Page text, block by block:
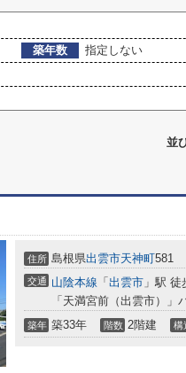
築年数
指定しない
並
住所 島根県出雲市天神町581
交通 山陰本線 「 出雲市 」駅 徒
「天満宮前（出雲市）
築年 築33年 階数 2階建 構